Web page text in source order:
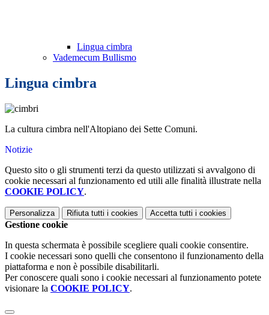
Lingua cimbra
Vademecum Bullismo
Lingua cimbra
La cultura cimbra nell'Altopiano dei Sette Comuni.
Notizie
Questo sito o gli strumenti terzi da questo utilizzati si avvalgono di
cookie necessari al funzionamento ed utili alle finalità illustrate nella
COOKIE POLICY.
Personalizza Rifiuta tutti i cookies Accetta tutti i cookies
Gestione cookie
In questa schermata è possibile scegliere quali cookie consentire.
I cookie necessari sono quelli che consentono il funzionamento della
piattaforma e non è possibile disabilitarli.
Per conoscere quali sono i cookie necessari al funzionamento potete
visionare la COOKIE POLICY.